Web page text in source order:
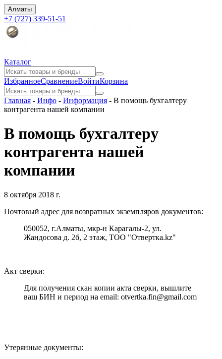
Алматы
+7 (727) 339-51-51
Каталог
ИзбранноеСравнениеВойтиКорзина
Главная - Инфо - Информация - В помощь бухгалтеру
контрагента нашей компании
В помощь бухгалтеру
контрагента нашей
компании
8 октября 2018 г.
Почтовый адрес для возвратных экземпляров документов:
050052, г.Алматы, мкр-н Карагалы-2, ул.
Жандосова д. 2б, 2 этаж, ТОО "Отвертка.kz"
Акт сверки:
Для получения скан копии акта сверки, вышлите
ваш БИН и период на email: otvertka.fin@gmail.com
Утерянные документы: